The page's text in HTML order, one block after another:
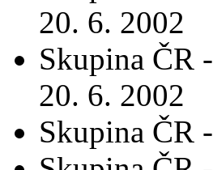
20. 6. 2002
Skupina ČR -
20. 6. 2002
Skupina ČR -